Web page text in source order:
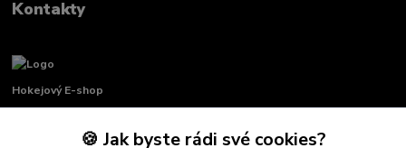
Kontakty
Hokejový E-shop
Renata Křenková
🍪 Jak byste rádi své cookies?